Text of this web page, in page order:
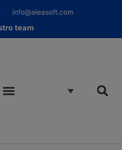
info@aleasoft.com
team